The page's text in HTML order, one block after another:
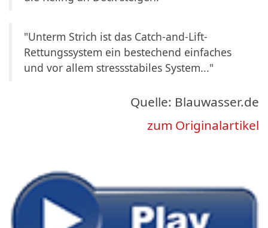
"Unterm Strich ist das Catch-and-Lift-
Rettungssystem ein bestechend einfaches
und vor allem stressstabiles System..."
Quelle: Blauwasser.de
zum Originalartikel